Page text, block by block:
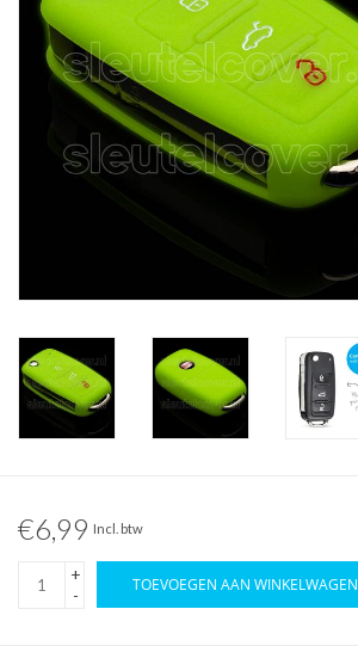
€6,99 Incl. btw
+
-
TOEVOEGEN AAN WINKELWAGEN